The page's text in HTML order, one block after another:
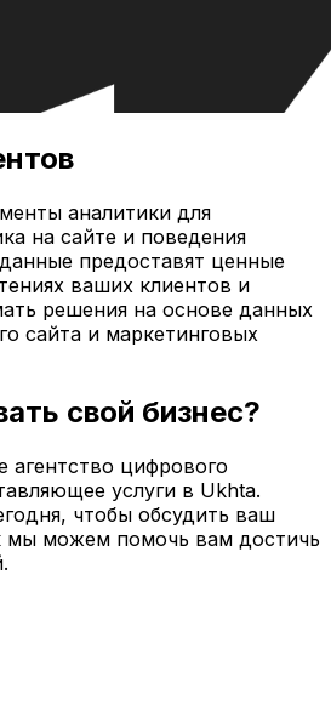
аналитики для
на сайте и поведения
предоставят ценные
ваших клиентов и
решения на основе данных
сайта и маркетинговых
свой бизнес?
агентство цифрового
услуги в Ukhta.
чтобы обсудить ваш
мы можем помочь вам достичь